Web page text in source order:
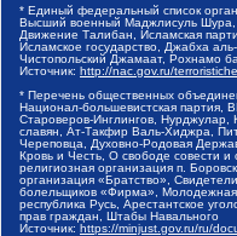
* Единый федеральный список
Высший военный Маджлисуль Шура,
Движение Талибан, Исламская
Исламское государство, Джабха
Чистопольский Джамаат, Рохнамо
Источник: http://nac.gov.ru/
* Перечень общественных
Национал-большевистская партия,
Староверов-Инглингов,
славян, Ат-Такфир Валь-Хиджра,
Череповца, Духовно-Родовая
Кровь и Честь, О свободе совести
религиозная организация п.
организация «Братство»,
болельщиков «Фирма», Молодежная
республика Русь, Арестантское
прав граждан, Штабы Навального
Источник: https://minjust.gov.ru/ru/